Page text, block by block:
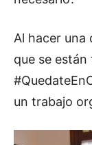
Al hacer una
que se
un trabajo